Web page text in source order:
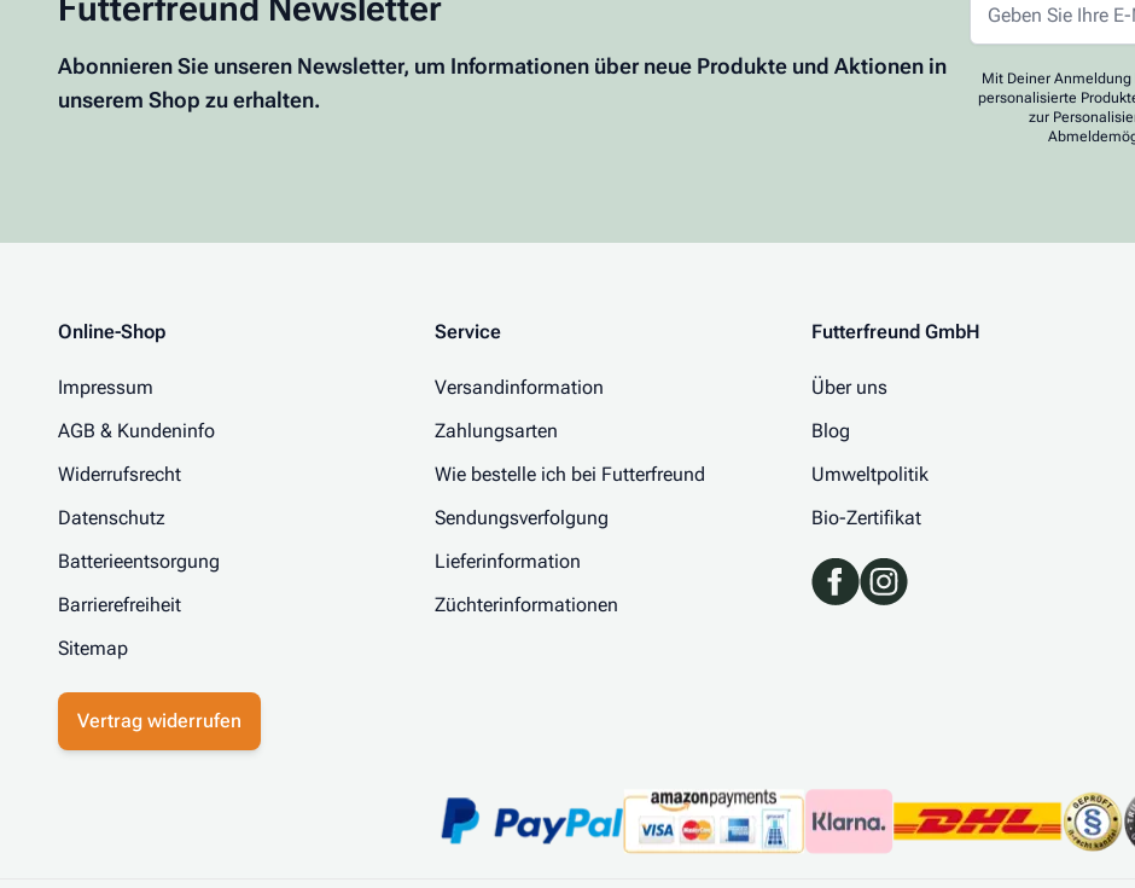
Abonnieren Sie unseren Newsletter, um Informationen über neue Produkte und Aktionen in
unserem Shop zu erhalten.
Mit Deiner
personalisierte
zur
Online-Shop
Impressum
AGB & Kundeninfo
Widerrufsrecht
Datenschutz
Batterieentsorgung
Barrierefreiheit
Sitemap
Service
Versandinformation
Zahlungsarten
Wie bestelle ich bei Futterfreund
Sendungsverfolgung
Lieferinformation
Züchterinformationen
Futterfreund GmbH
Über uns
Blog
Umweltpolitik
Bio-Zertifikat
Vertrag widerrufen